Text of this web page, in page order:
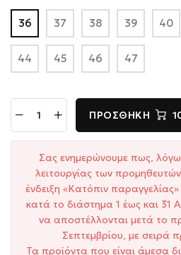
36 37 38 39 40
44 45 46 47
ΠΡΟΣΘΉΚΗ
Σας ενημερώνουμε πως,
λειτουργίας των
ένδειξη «Κατόπιν
κατά το διάστημα 1 έως και 31
να αποστέλλονται μετά το
Σεπτεμβρίου, με σειρά
Τα προϊόντα που είναι άμεσα